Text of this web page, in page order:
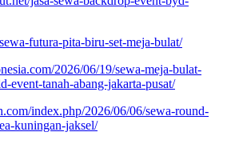
futura-pita-biru-set-meja-bulat/
2026/06/19/sewa-meja-bulat-
event-tanah-abang-jakarta-pusat/
index.php/2026/06/06/sewa-round-
kuningan-jaksel/